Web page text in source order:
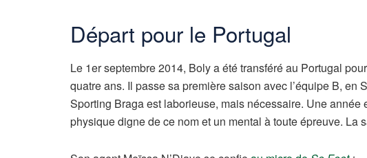
Départ pour le Portugal
Le 1er septembre 2014, Boly a été transféré au Portugal
quatre ans. Il passe sa première saison avec l’équipe B, en
Sporting Braga est laborieuse, mais nécessaire. Une
physique digne de ce nom et un mental à toute épreuve. La